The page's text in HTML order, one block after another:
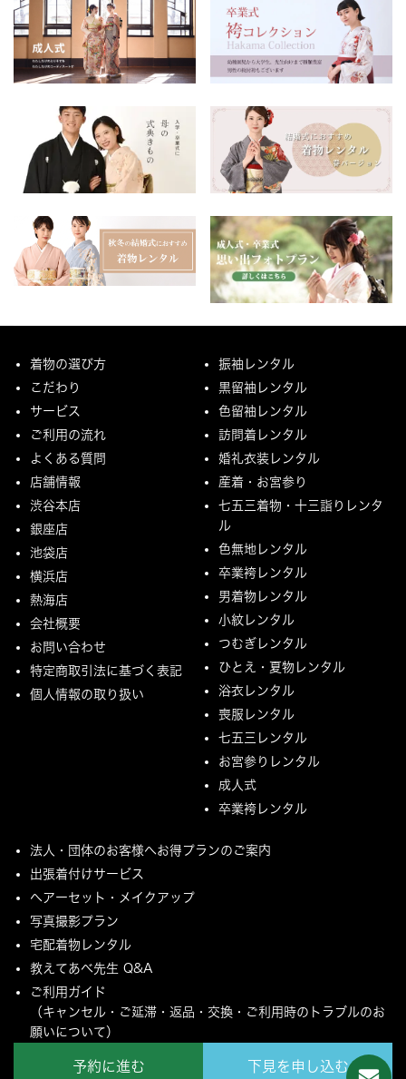
予約に進む 下見を申し込む
着物の選び方
こだわり
サービス
ご利用の流れ
よくある質問
店舗情報
渋谷本店
銀座店
池袋店
横浜店
熱海店
会社概要
お問い合わせ
特定商取引法に基づく表記
個人情報の取り扱い
振袖レンタル
黒留袖レンタル
色留袖レンタル
訪問着レンタル
婚礼衣装レンタル
産着・お宮参り
七五三着物・十三詣りレンタ
ル
色無地レンタル
卒業袴レンタル
男着物レンタル
小紋レンタル
つむぎレンタル
ひとえ・夏物レンタル
浴衣レンタル
喪服レンタル
七五三レンタル
お宮参りレンタル
成人式
卒業袴レンタル
法人・団体のお客様へお得プランのご案内
出張着付けサービス
ヘアーセット・メイクアップ
写真撮影プラン
宅配着物レンタル
教えてあべ先生 Q&A
ご利用ガイド
（キャンセル・ご延滞・返品・交換・ご利用時のトラブルのお
願いについて）